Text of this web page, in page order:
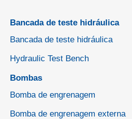
Bancada de teste hidráulica
Bancada de teste hidráulica
Hydraulic Test Bench
Bombas
Bomba de engrenagem
Bomba de engrenagem externa